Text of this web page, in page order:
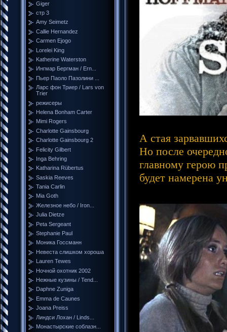
Giger
стр 3
Amy Seimetz
Callie Hernandez
Carmen Ejogo
Lorelei King
Katherine Waterston
Ингмар Бергман / Ern...
Пьер Паоло Пазолини ...
Ларс фон Триер / Lars von
Trier
режисеры
Helena Bonham Carter
Mimi Rogers
Charlotte Gainsbourg
Charlotte Gainsbourg 2
Felicity Gilbert
Inga Behring
Katharina Rübertus
Saskia Reeves
Tania Carlin
Mia Goth
Железное небо / Iron...
Julia Dietze
Peta Sergeant
Stephanie Paul
Моника Госсманн
Невеста слишком хороша
Lauren Tewes
Ночной охотник 2002
Нежные кузины / Tend...
Daphne Zuniga
Emma de Caunes
Joana Preiss
Линдси Лохан / Linds...
Монастырские соблазн...
А стая
Но после
главному герою
будет намерена